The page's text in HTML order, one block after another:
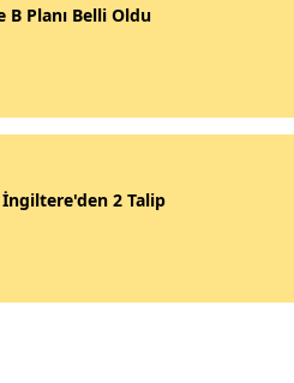
B Planı Belli Oldu
2 Talip